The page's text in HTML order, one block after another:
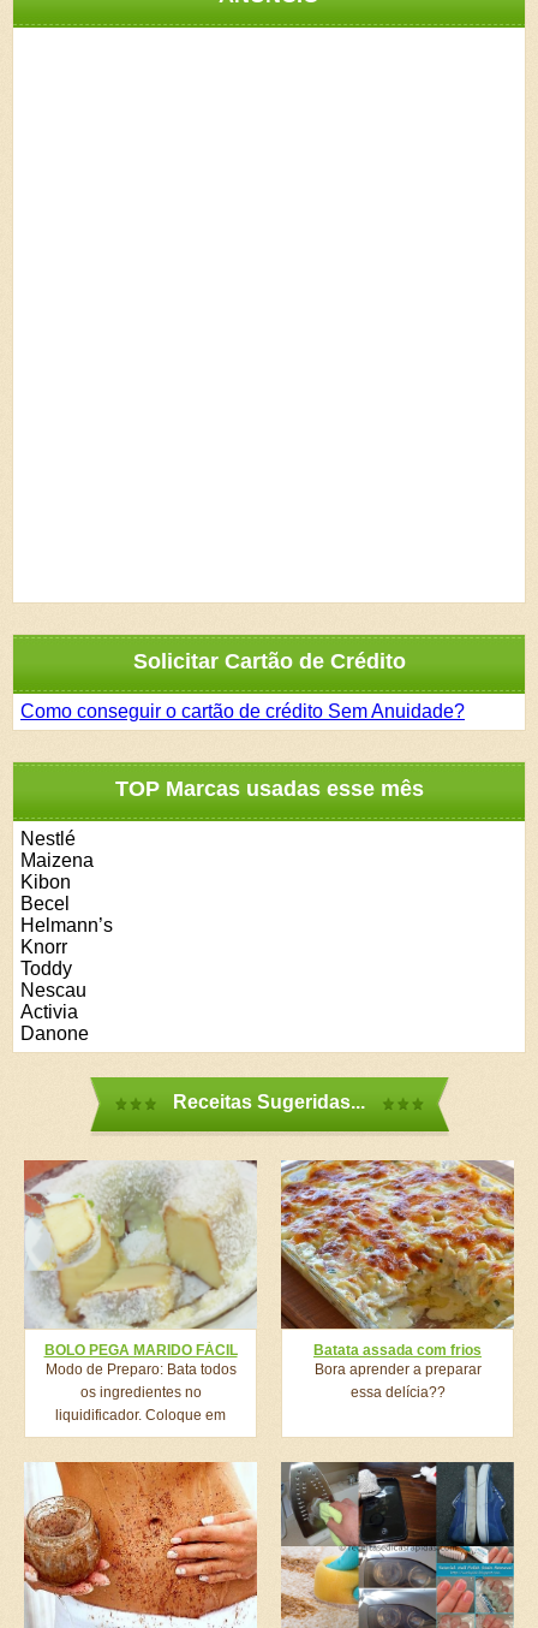
Solicitar Cartão de Crédito
Como conseguir o cartão de crédito Sem Anuidade?
TOP Marcas usadas esse mês
Nestlé
Maizena
Kibon
Becel
Helmann’s
Knorr
Toddy
Nescau
Activia
Danone
Receitas Sugeridas...
BOLO PEGA MARIDO FÁCIL
Modo de Preparo: Bata todos
os ingredientes no
liquidificador. Coloque em
uma...
Batata assada com frios
Bora aprender a preparar
essa delícia??